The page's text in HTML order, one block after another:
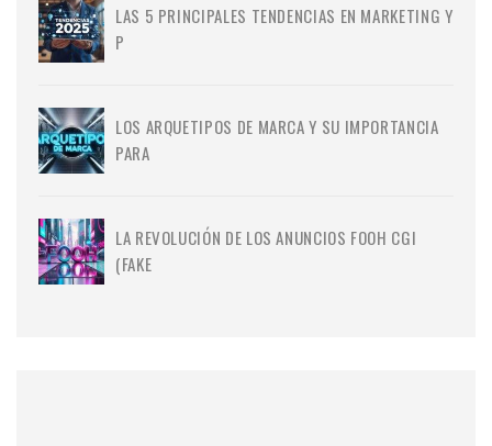
LAS 5 PRINCIPALES TENDENCIAS EN MARKETING Y
P
LOS ARQUETIPOS DE MARCA Y SU IMPORTANCIA
PARA
LA REVOLUCIÓN DE LOS ANUNCIOS FOOH CGI
(FAKE